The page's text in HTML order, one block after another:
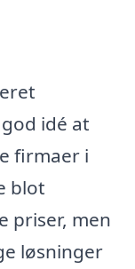
idé at
firmaer i
blot
priser, men
løsninger